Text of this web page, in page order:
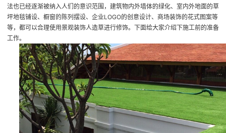
法也已经逐渐被纳入人们的意识范围，建筑物内外墙体的绿化、室内外地面的草
坪地毯铺设、橱窗的陈列摆设、企业LOGO的创意设计、商场装饰的花式图案等
等，都可以合理使用景观装饰人造草进行修饰。下面给大家介绍下施工前的准备
工作。